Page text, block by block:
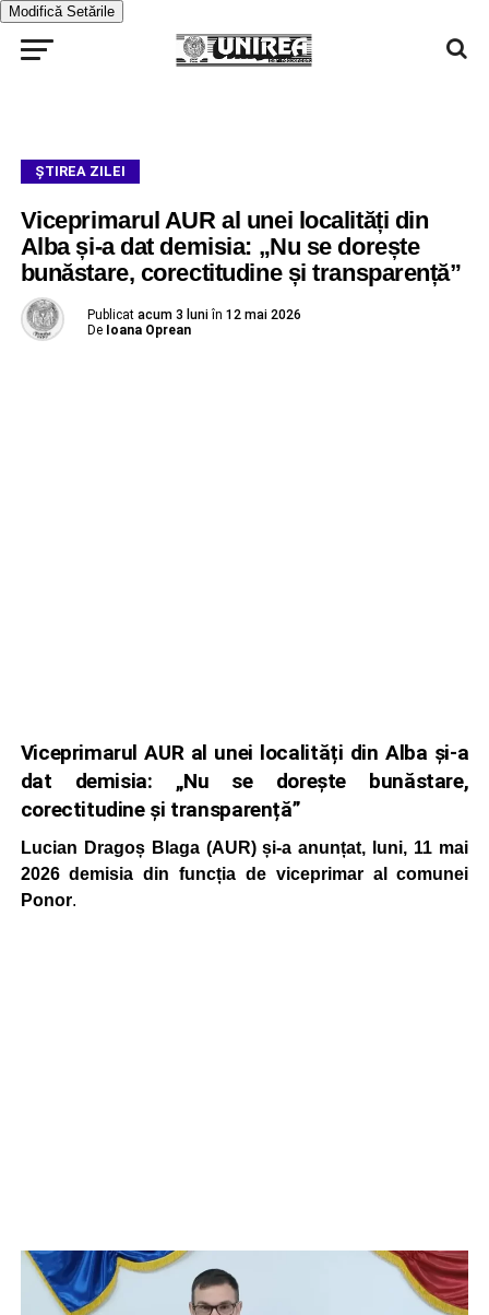
Modifică Setările
ŞTIREA ZILEI
Viceprimarul AUR al unei localități din
Alba și-a dat demisia: „Nu se dorește
bunăstare, corectitudine și transparență”
Publicat acum 3 luni în 12 mai 2026
De Ioana Oprean
Viceprimarul AUR al unei localități din Alba și-a
dat demisia: „Nu se dorește bunăstare,
corectitudine și transparență”
Lucian Dragoș Blaga (AUR) și-a anunțat, luni, 11 mai
2026 demisia din funcția de viceprimar al comunei
Ponor.